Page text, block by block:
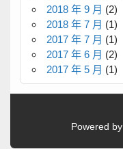
2018 年 9 月 (2)
2018 年 7 月 (1)
2017 年 7 月 (1)
2017 年 6 月 (2)
2017 年 5 月 (1)
Powered by